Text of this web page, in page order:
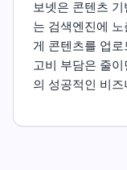
보넷은 콘텐츠
는 검색엔진에
게 콘텐츠를 업
고비 부담은 줄
의 성공적인 비